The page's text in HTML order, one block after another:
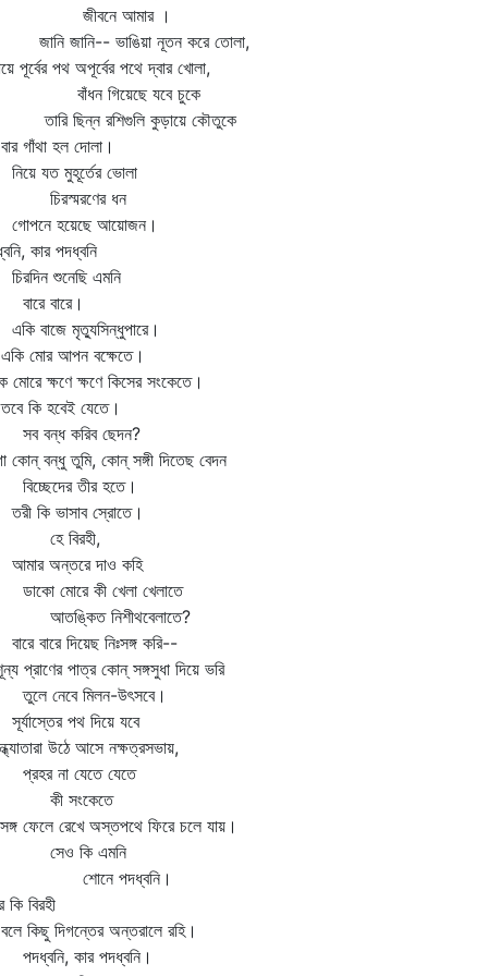
আমার ।
জানি-- ভাঙিয়া নূতন করে তোলা,
পূর্বের পথ অপূর্বের পথে দ্বার খোলা,
গিয়েছে যবে চুকে
ছিন্ন রশিগুলি কুড়ায়ে কৌতুকে
গাঁথা হল দোলা।
যত মুহূর্তের ভোলা
ধন
হয়েছে আয়োজন।
কার পদধ্বনি
শুনেছি এমনি
বারে।
বাজে মৃত্যুসিন্ধুপারে।
মোর আপন বক্ষেতে।
মোরে ক্ষণে ক্ষণে কিসের সংকেতে।
কি হবেই যেতে।
বন্ধ করিব ছেদন?
কোন্‌ বন্ধু তুমি, কোন্‌ সঙ্গী দিতেছ বেদন
তীর হতে।
কি ভাসাব স্রোতে।
বিরহী,
অন্তরে দাও কহি
মোরে কী খেলা খেলাতে
নিশীথবেলাতে?
বারে দিয়েছ নিঃসঙ্গ করি--
প্রাণের পাত্র কোন্‌ সঙ্গসুধা দিয়ে ভরি
নেবে মিলন-উৎসবে।
পথ দিয়ে যবে
উঠে আসে নক্ষত্রসভায়,
না যেতে যেতে
সংকেতে
ফেলে রেখে অস্তপথে ফিরে চলে যায়।
কি এমনি
পদধ্বনি।
কি বিরহী
কিছু দিগন্তের অন্তরালে রহি।
কার পদধ্বনি।